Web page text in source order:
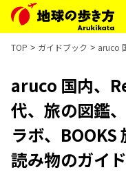
TOP ガイドブック aruco
aruco 国内、
代、旅の図鑑
ラボ、BOOKS
読み物のガイ